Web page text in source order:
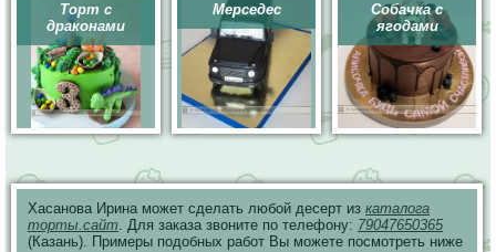
Торт с
драконами
Мерседес
Собачка с
ягодами
Хасанова Ирина может сделать любой десерт из каталога
торты.сайт. Для заказа звоните по телефону: 79047650365
(Казань). Примеры подобных работ Вы можете посмотреть ниже